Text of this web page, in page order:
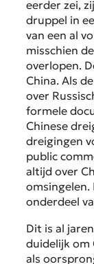
eerder zei,
druppel in
van een al
misschien
overlopen.
China. Als
over
formele
Chinese
dreigingen
public
altijd over
omsingelen.
onderdeel
Dit is al
duidelijk om
als